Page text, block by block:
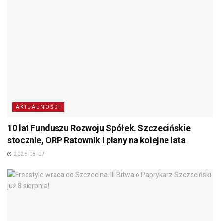
AKTUALNOŚCI
10 lat Funduszu Rozwoju Spółek. Szczecińskie
stocznie, ORP Ratownik i plany na kolejne lata
2026-08-07